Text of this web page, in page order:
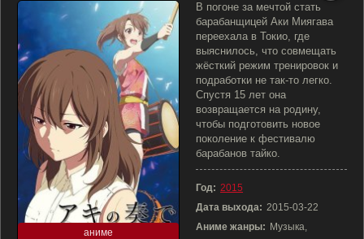
аниме
В погоне за мечтой стать
барабанщицей Аки Миягава
переехала в Токио, где
выяснилось, что совмещать
жёсткий режим тренировок и
подработки не так-то легко.
Спустя 15 лет она
возвращается на родину,
чтобы подготовить новое
поколение к фестивалю
барабанов тайко.
Год: 2015
Дата выхода: 2015-03-22
Аниме жанры: Музыка,